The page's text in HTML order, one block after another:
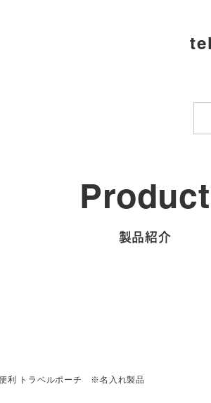
Product
製品紹介
利 トラベルポーチ ※名入れ製品